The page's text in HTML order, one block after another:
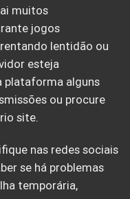
muitos
jogos
lentidão ou
esteja
plataforma alguns
ou procure
site.
nas redes sociais
se há problemas
temporária,